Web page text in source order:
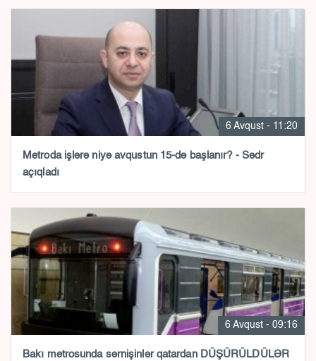
6 Avqust - 11:20
Metroda işlərə niyə avqustun 15-də başlanır? - Sədr
açıqladı
6 Avqust - 09:16
Bakı metrosunda sərnişinlər qatardan DÜŞÜRÜLDÜLƏR